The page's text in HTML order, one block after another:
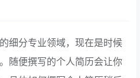
细分专业领域，现在是时候
随便撰写的个人简历会让你